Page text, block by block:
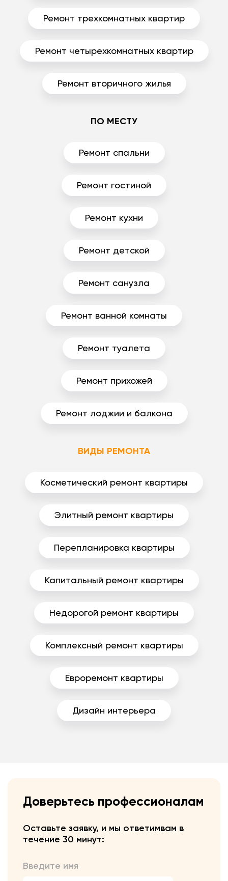
Ремонт трехкомнатных квартир
Ремонт четырехкомнатных квартир
Ремонт вторичного жилья
ПО МЕСТУ
Ремонт спальни
Ремонт гостиной
Ремонт кухни
Ремонт детской
Ремонт санузла
Ремонт ванной комнаты
Ремонт туалета
Ремонт прихожей
Ремонт лоджии и балкона
ВИДЫ РЕМОНТА
Косметический ремонт квартиры
Элитный ремонт квартиры
Перепланировка квартиры
Капитальный ремонт квартиры
Недорогой ремонт квартиры
Комплексный ремонт квартиры
Евроремонт квартиры
Дизайн интерьера
Доверьтесь профессионалам
Оставьте заявку, и мы ответимвам в
течение 30 минут:
Введите имя